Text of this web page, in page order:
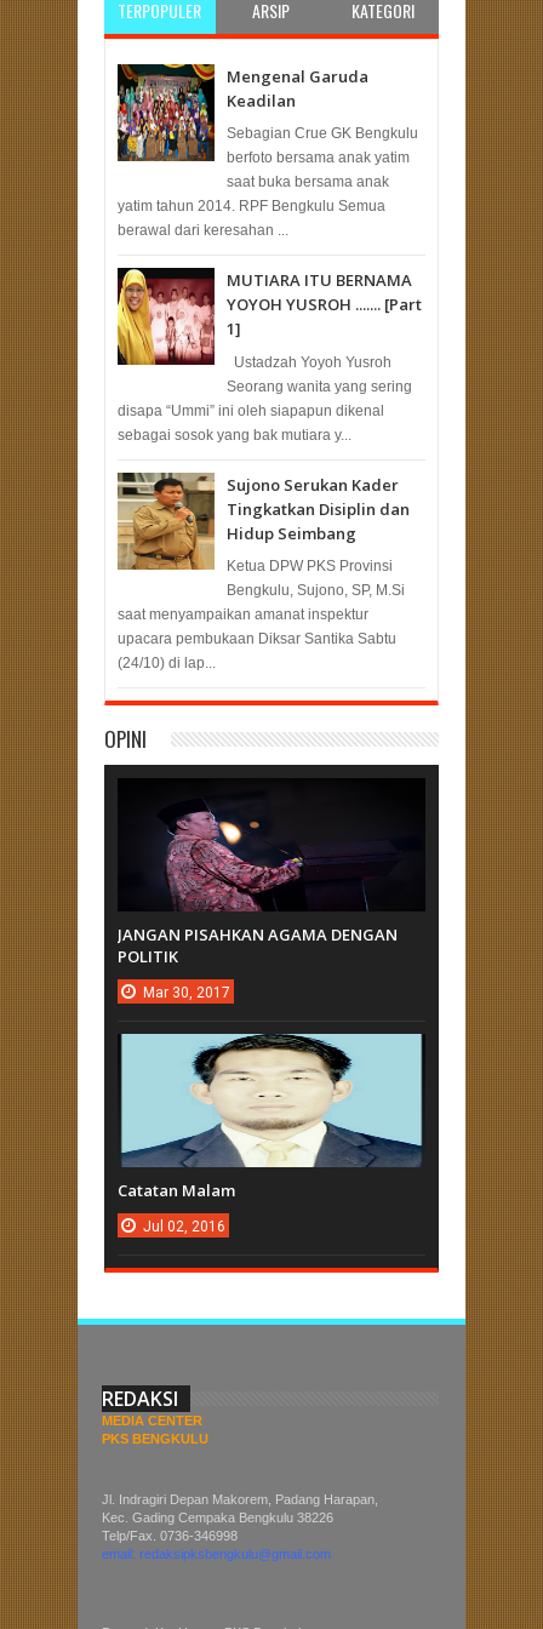
TERPOPULER ARSIP KATEGORI
Mengenal Garuda
Keadilan
Sebagian Crue GK Bengkulu
berfoto bersama anak yatim
saat buka bersama anak
yatim tahun 2014. RPF Bengkulu Semua
berawal dari keresahan ...
MUTIARA ITU BERNAMA
YOYOH YUSROH ....... [Part
1]
Ustadzah Yoyoh Yusroh
Seorang wanita yang sering
disapa “Ummi” ini oleh siapapun dikenal
sebagai sosok yang bak mutiara y...
Sujono Serukan Kader
Tingkatkan Disiplin dan
Hidup Seimbang
Ketua DPW PKS Provinsi
Bengkulu, Sujono, SP, M.Si
saat menyampaikan amanat inspektur
upacara pembukaan Diksar Santika Sabtu
(24/10) di lap...
OPINI
JANGAN PISAHKAN AGAMA DENGAN
POLITIK
Mar 30, 2017
Catatan Malam
Jul 02, 2016
REDAKSI
MEDIA CENTER
PKS BENGKULU
Jl. Indragiri Depan Makorem, Padang Harapan,
Kec. Gading Cempaka Bengkulu 38226
Telp/Fax. 0736-346998
email: redaksipksbengkulu@gmail.com